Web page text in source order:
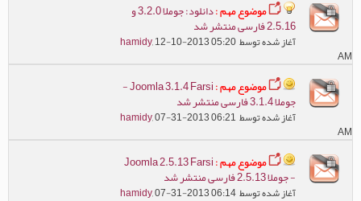
موضوع مهم : دانلود: جوملا 3.2.0 و
2.5.16 فارسی منتشر شد
آغاز شده توسط hamidy, 12-10-2013 05:20
AM
موضوع مهم : Joomla 3.1.4 Farsi -
جوملا 3.1.4 فارسی منتشر شد
آغاز شده توسط hamidy, 07-31-2013 06:21
AM
موضوع مهم :Joomla 2.5.13 Farsi
- جوملا 2.5.13 فارسی منتشر شد
آغاز شده توسط hamidy, 07-31-2013 06:14